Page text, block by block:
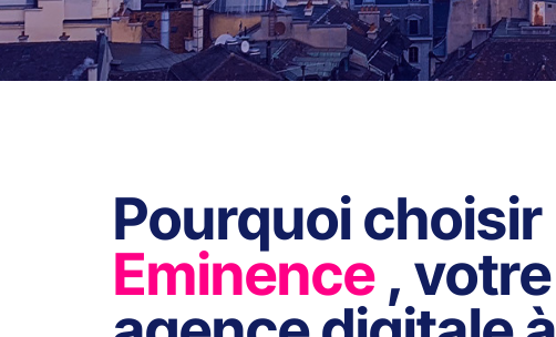
Pourquoi choisir
Eminence , votre